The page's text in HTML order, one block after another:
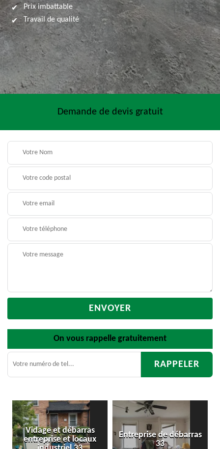
Prix imbattable
Travail de qualité
Demande de devis gratuit
On vous rappelle gratuitement
Entreprise de débarras
33
Débarras
d'appartement 33